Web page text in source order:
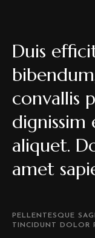
Duis
convallis
dignissim
aliquet.
amet
PELLENTESQUE
TINCIDUNT DOLOR